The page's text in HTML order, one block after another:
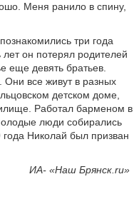
Меня ранило в спину,
три года
он потерял родителей
еще девять братьев.
Они все живут в разных
детском доме,
Работал барменом в
люди собирались
Николай был призван
ИА- «Наш Брянск.ru»